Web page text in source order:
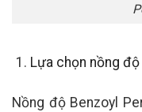
Lựa chọn nồng
Nồng độ Benzoyl